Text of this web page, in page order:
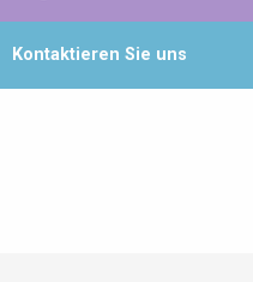
Kontaktieren Sie uns